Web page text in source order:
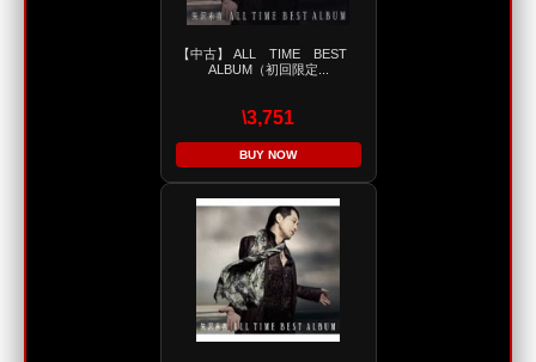
【中古】 ALL TIME BEST
ALBUM（初回限定...
\3,751
BUY NOW